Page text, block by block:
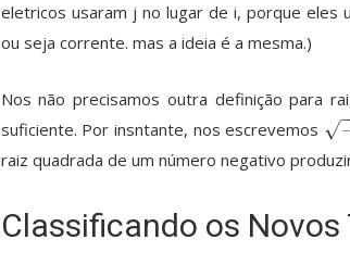
eletricos usaram j no lugar de i, porque eles
ou seja corrente. mas a ideia é a mesma.)
Nos não precisamos outra definição para
suficiente. Por insntante, nos escrevemos √
−9
raiz quadrada de um número negativo
Classificando os